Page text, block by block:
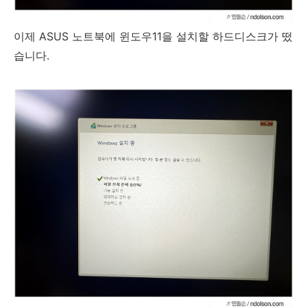
이제 ASUS 노트북에 윈도우11을 설치할 하드디스크가 떴
습니다.